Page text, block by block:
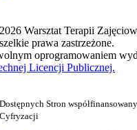
Warsztat Terapii
prawa zastrzeżone.
oprogramowaniem
Licencji Publicznej.
Stron